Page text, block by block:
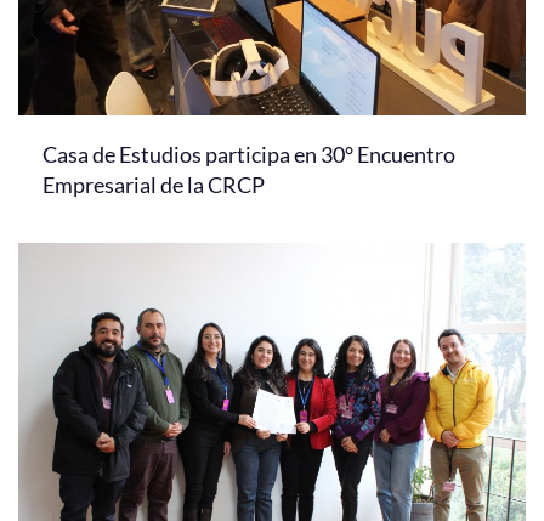
Casa de Estudios participa en 30° Encuentro
Empresarial de la CRCP